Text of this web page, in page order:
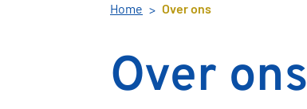
Home Over ons
Over ons